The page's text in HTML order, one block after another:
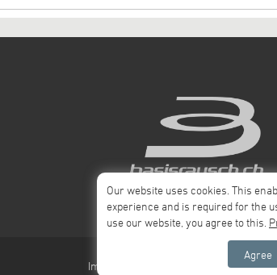
Impressum Privacy Policy
Our website uses cookies. This
experience and is required for the
use our website, you agree to this.
Agree